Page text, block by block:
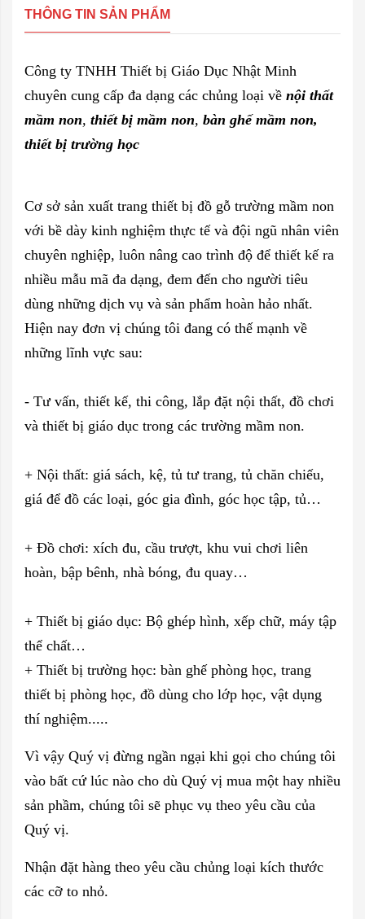
THÔNG TIN SẢN PHẨM
Công ty TNHH Thiết bị Giáo Dục Nhật Minh
chuyên cung cấp đa dạng các chủng loại về nội thất
mầm non, thiết bị mầm non, bàn ghế mầm non,
thiết bị trường học
Cơ sở sản xuất trang thiết bị đồ gỗ trường mầm non
với bề dày kinh nghiệm thực tế và đội ngũ nhân viên
chuyên nghiệp, luôn nâng cao trình độ để thiết kế ra
nhiều mẫu mã đa dạng, đem đến cho người tiêu
dùng những dịch vụ và sản phẩm hoàn hảo nhất.
Hiện nay đơn vị chúng tôi đang có thế mạnh về
những lĩnh vực sau:
- Tư vấn, thiết kế, thi công, lắp đặt nội thất, đồ chơi
và thiết bị giáo dục trong các trường mầm non.
+ Nội thất: giá sách, kệ, tủ tư trang, tủ chăn chiếu,
giá để đồ các loại, góc gia đình, góc học tập, tủ…
+ Đồ chơi: xích đu, cầu trượt, khu vui chơi liên
hoàn, bập bênh, nhà bóng, đu quay…
+ Thiết bị giáo dục: Bộ ghép hình, xếp chữ, máy tập
thể chất…
+ Thiết bị trường học: bàn ghế phòng học, trang
thiết bị phòng học, đồ dùng cho lớp học, vật dụng
thí nghiệm.....
Vì vậy Quý vị đừng ngần ngại khi gọi cho chúng tôi
vào bất cứ lúc nào cho dù Quý vị mua một hay nhiều
sản phầm, chúng tôi sẽ phục vụ theo yêu cầu của
Quý vị.
Nhận đặt hàng theo yêu cầu chủng loại kích thước
các cỡ to nhỏ.